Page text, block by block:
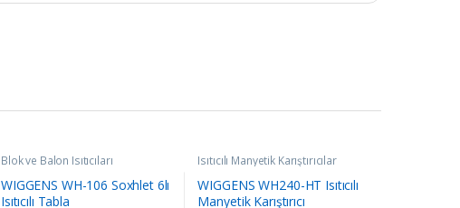
Blok ve Balon Isıtıcıları
WIGGENS WH-106 Soxhlet 6lı
Isıtıcılı Tabla
Isıtıcılı Manyetik Karıştırıcılar
WIGGENS WH240-HT Isıtıcılı
Manyetik Karıştırıcı